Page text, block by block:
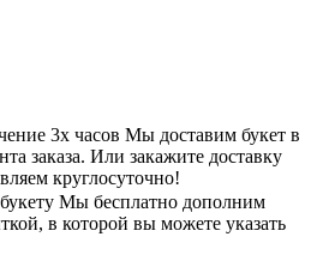
3х часов Мы доставим букет в
заказа. Или закажите доставку
круглосуточно!
Мы бесплатно дополним
в которой вы можете указать